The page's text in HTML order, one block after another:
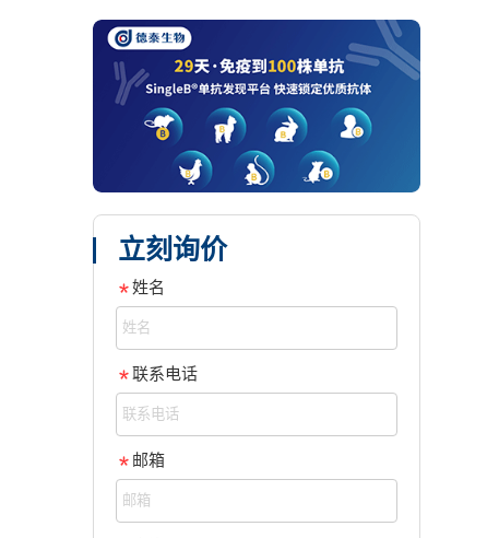
立刻询价
姓名
联系电话
邮箱